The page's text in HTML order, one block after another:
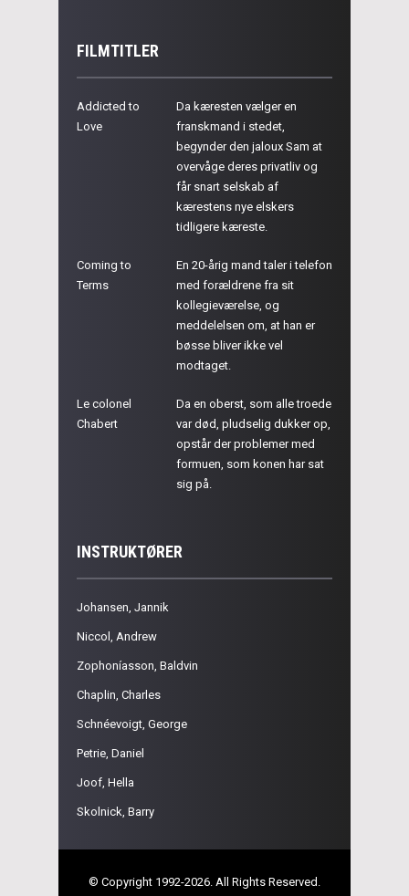
FILMTITLER
Addicted to
Love
Da kæresten vælger en
franskmand i stedet,
begynder den jaloux Sam at
overvåge deres privatliv og
får snart selskab af
kærestens nye elskers
tidligere kæreste.
Coming to
Terms
En 20-årig mand taler i telefon
med forældrene fra sit
kollegieværelse, og
meddelelsen om, at han er
bøsse bliver ikke vel
modtaget.
Le colonel
Chabert
Da en oberst, som alle troede
var død, pludselig dukker op,
opstår der problemer med
formuen, som konen har sat
sig på.
INSTRUKTØRER
Johansen, Jannik
Niccol, Andrew
Zophoníasson, Baldvin
Chaplin, Charles
Schnéevoigt, George
Petrie, Daniel
Joof, Hella
Skolnick, Barry
© Copyright 1992-2026. All Rights Reserved.